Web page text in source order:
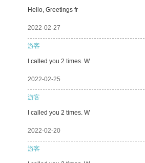
Hello, Greetings fr
2022-02-27
游客
I called you 2 times. W
2022-02-25
游客
I called you 2 times. W
2022-02-20
游客